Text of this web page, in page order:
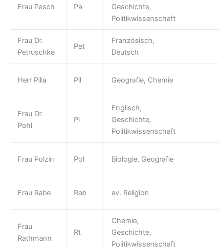
Frau Pasch Pa
Geschichte,
Politikwissenschaft
Frau Dr.
Petruschke
Pet
Französisch,
Deutsch
Herr Pilla Pil Geografie, Chemie
Frau Dr.
Pohl
Pl
Englisch,
Geschichte,
Politikwissenschaft
Frau Polzin Pol Biologie, Geografie
Frau Rabe Rab ev. Religion
Frau
Rathmann
Rt
Chemie,
Geschichte,
Politikwissenschaft